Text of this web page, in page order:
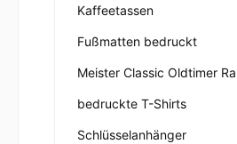
Kaffeetassen
Fußmatten bedruckt
Meister Classic Oldtimer
bedruckte T-Shirts
Schlüsselanhänger